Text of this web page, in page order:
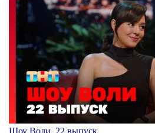
Шоу Воли, 22 выпуск